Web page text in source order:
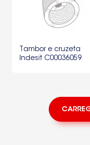
Tambor e cruzeta
Indesit C00036059